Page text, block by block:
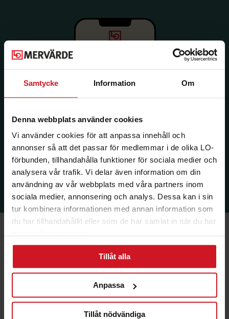
Samtycke Information Om
Denna webbplats använder cookies
Vi använder cookies för att anpassa innehåll och
annonser så att det passar för medlemmar i de olika LO-
förbunden, tillhandahålla funktioner för sociala medier och
analysera vår trafik. Vi delar även information om din
användning av vår webbplats med våra partners inom
sociala medier, annonsering och analys. Dessa kan i sin
tur kombinera informationen med annan information som
du har tillhandahållit eller som de har samlat in när du har
Tillåt alla
Anpassa
Tillåt nödvändiga
Ekonomi & Försäkring
Hem & Bil